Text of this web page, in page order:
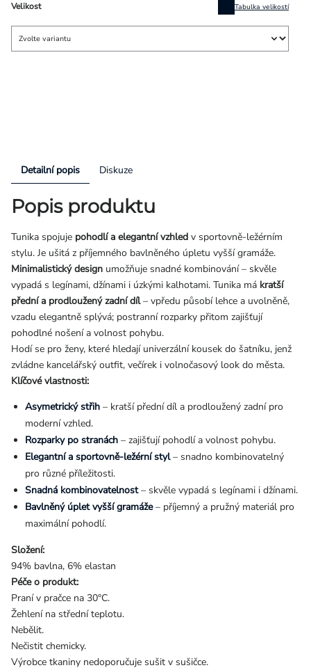
Velikost Tabulka velikostí
Detailní popis Diskuze
Popis produktu
Tunika spojuje pohodlí a elegantní vzhled v sportovně-ležérním
stylu. Je ušitá z příjemného bavlněného úpletu vyšší gramáže.
Minimalistický design umožňuje snadné kombinování – skvěle
vypadá s legínami, džínami i úzkými kalhotami. Tunika má kratší
přední a prodloužený zadní díl– vpředu působí lehce a uvolněně,
vzadu elegantně splývá; postranní rozparky přitom zajišťují
pohodlné nošení a volnost pohybu.
Hodí se pro ženy, které hledají univerzální kousek do šatníku, jenž
zvládne kancelářský outfit, večírek i volnočasový look do města.
Klíčové vlastnosti:
Asymetrický střih – kratší přední díl a prodloužený zadní pro
moderní vzhled.
Rozparky po stranách – zajišťují pohodlí a volnost pohybu.
Elegantní a sportovně-ležérní styl– snadno kombinovatelný
pro různé příležitosti.
Snadná kombinovatelnost– skvěle vypadá s legínami i džínami.
Bavlněný úplet vyšší gramáže– příjemný a pružný materiál pro
maximální pohodlí.
Složení:
94% bavlna, 6% elastan
Péče o produkt:
Praní v pračce na 30°C.
Žehlení na střední teplotu.
Nebělit.
Nečistit chemicky.
Výrobce tkaniny nedoporučuje sušit v sušičce.